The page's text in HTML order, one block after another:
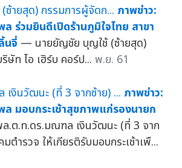
ภาพข่าว:
ร่วมยินดีเปิดร้านภูมิใจไทย สาขา
นจี่ — นายยัญชัย บุญใช้ (ซ้ายสุด)
ษัท ไอ เฮิร์บ คอร์ป... พ.ย. 61
ภาพข่าว:
มอบกระเช้าสุขภาพแก่รองนายก
.ต.ท.ดร.มณฑล เงินวัฒนะ (ที่ 3 จาก
ตำรวจ ให้เกียรติรับมอบกระเช้าเพื...